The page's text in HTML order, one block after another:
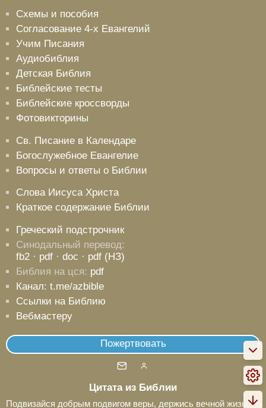
Схемы и пособия
Согласование 4-х Евангелий
Учим Писания
Аудиобиблия
Детская Библия
Библейские тесты
Библейские кроссворды
Фотовикторины
Св. Писание в Календаре
Богослужебное Евангелие
Вопросы и ответы о Библии
Слова Иисуса Христа
Краткое содержание Библии
Греческий подстрочник
Синодальный перевод:
fb2 · pdf · doc · pdf (НЗ)
Библия на цся: pdf
Канал: t.me/azbible
Ссылки на Библию
Вебмастеру
Пожертвовать
Цитата из Библии
Подвизайся добрым подвигом веры, держись вечной жизни, к